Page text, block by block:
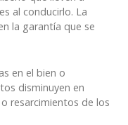
al conducirlo. La
la garantía que se
en el bien o
disminuyen en
resarcimientos de los